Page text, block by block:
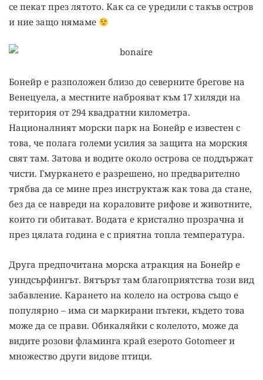
се пекат през лятото. Как са се уредили с такъв остров
и ние защо нямаме
Бонейр е разположен близо до северните брегове на
Венецуела, а местните наброяват към 17 хиляди на
територия от 294 квадратни километра.
Националният морски парк на Бонейр е известен с
това, че полага големи усилия за защита на морския
свят там. Затова и водите около острова се поддържат
чисти. Гмуркането е разрешено, но предварително
трябва да се мине през инструктаж как това да стане,
без да се навреди на кораловите рифове и животните,
които ги обитават. Водата е кристално прозрачна и
през цялата година е с приятна топла температура.
Друга предпочитана морска атракция на Бонейр е
уиндсърфингът. Вятърът там благоприятства този вид
забавление. Карането на колело на острова също е
популярно – има си маркирани пътеки, където това
може да се прави. Обикаляйки с колелото, може да
видите розови фламинга край езерото Gotomeer и
множество други видове птици.